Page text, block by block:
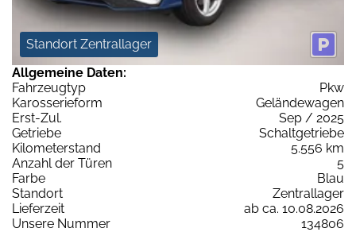
Standort Zentrallager
Allgemeine Daten:
Fahrzeugtyp
Pkw
Karosserieform
Geländewagen
Erst-Zul.
Sep / 2025
Getriebe
Schaltgetriebe
Kilometerstand
5.556 km
Anzahl der Türen
5
Farbe
Blau
Standort
Zentrallager
Lieferzeit
ab ca. 10.08.2026
Unsere Nummer
134806